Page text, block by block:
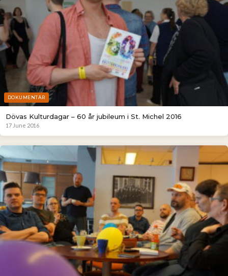
DOKUMENTÄR
Dövas Kulturdagar – 60 år jubileum i St. Michel 2016
17 June 2016